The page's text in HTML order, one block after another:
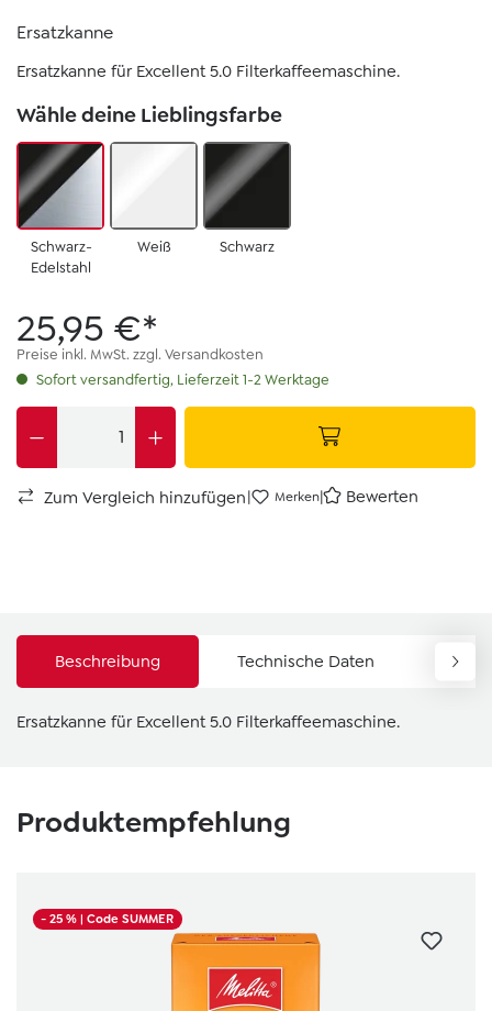
Ersatzkanne
Ersatzkanne für Excellent 5.0 Filterkaffeemaschine.
Wähle deine Lieblingsfarbe
Schwarz-
Edelstahl
Weiß Schwarz
25,95 €*
Preise inkl. MwSt. zzgl. Versandkosten
Sofort versandfertig, Lieferzeit 1-2 Werktage
Zum Vergleich hinzufügen| Merken| Bewerten
Beschreibung Technische Daten
Ersatzkanne für Excellent 5.0 Filterkaffeemaschine.
Produktempfehlung
- 25 %| Code SUMMER